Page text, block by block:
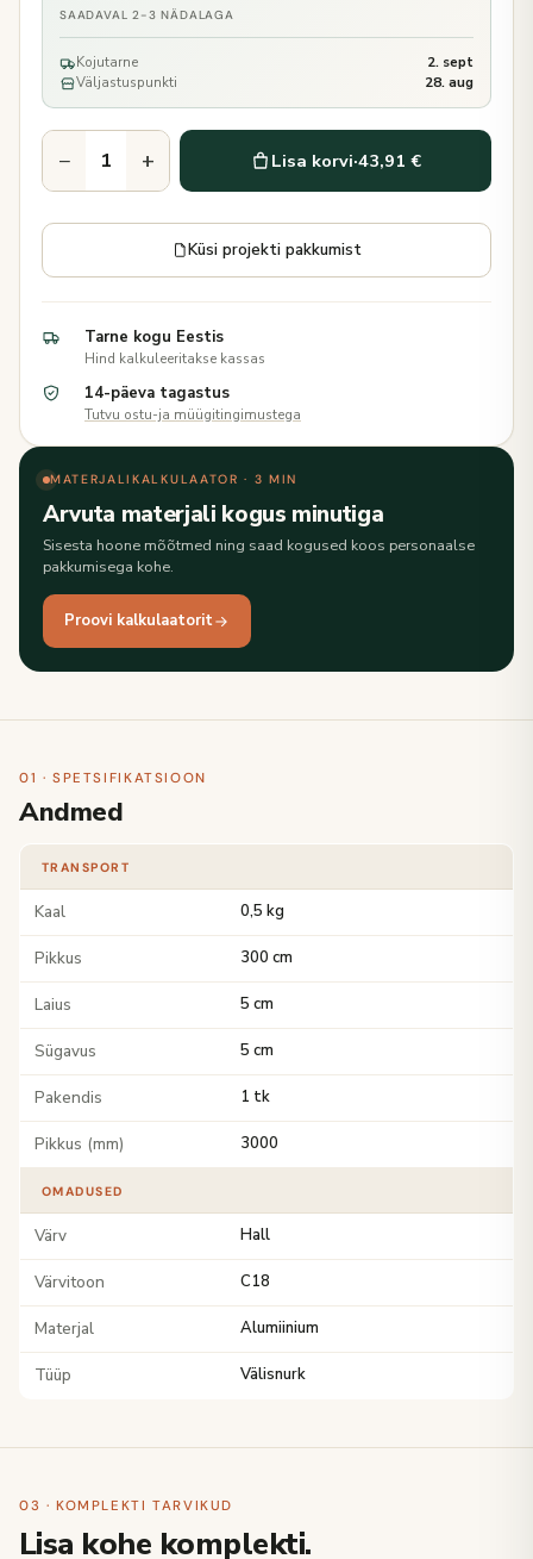
SAADAVAL 2-3 NÄDALAGA
Kojutarne
2. sept
Väljastuspunkti
28. aug
− + Lisa korvi·43,91 €
Küsi projekti pakkumist
Tarne kogu Eestis
Hind kalkuleeritakse kassas
14-päeva tagastus
Tutvu ostu-ja müügitingimustega
MATERJALIKALKULAATOR · 3 MIN
Arvuta materjali kogus minutiga
Sisesta hoone mõõtmed ning saad kogused koos personaalse
pakkumisega kohe.
Proovi kalkulaatorit
01 · SPETSIFIKATSIOON
Andmed
TRANSPORT
Kaal 0,5 kg
Pikkus 300 cm
Laius 5 cm
Sügavus 5 cm
Pakendis 1 tk
Pikkus (mm) 3000
OMADUSED
Värv Hall
Värvitoon C18
Materjal Alumiinium
Tüüp Välisnurk
03 · KOMPLEKTI TARVIKUD
Lisa kohe komplekti.